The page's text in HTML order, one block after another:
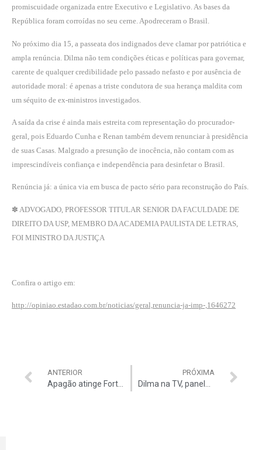
promiscuidade organizada entre Executivo e Legislativo. As bases da
República foram corroídas no seu cerne. Apodreceram o Brasil.
No próximo dia 15, a passeata dos indignados deve clamar por patriótica e
ampla renúncia. Dilma não tem condições éticas e políticas para governar,
carente de qualquer credibilidade pelo passado nefasto e por ausência de
autoridade moral: é apenas a triste condutora de sua herança maldita com
um séquito de ex-ministros investigados.
A saída da crise é ainda mais estreita com representação do procurador-
geral, pois Eduardo Cunha e Renan também devem renunciar à presidência
de suas Casas. Malgrado a presunção de inocência, não contam com as
imprescindíveis confiança e independência para desinfetar o Brasil.
Renúncia já: a única via em busca de pacto sério para reconstrução do País.
✽ ADVOGADO, PROFESSOR TITULAR SENIOR DA FACULDADE DE
DIREITO DA USP, MEMBRO DA ACADEMIA PAULISTA DE LETRAS,
FOI MINISTRO DA JUSTIÇA
Confira o artigo em:
http://opiniao.estadao.com.br/noticias/geral,renuncia-ja-imp-,1646272
ANTERIOR PRÓXIMA